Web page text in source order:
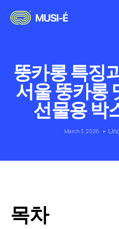
뚱카롱 특징
서울 뚱카롱
선물용 박
March 3, 2026
목차